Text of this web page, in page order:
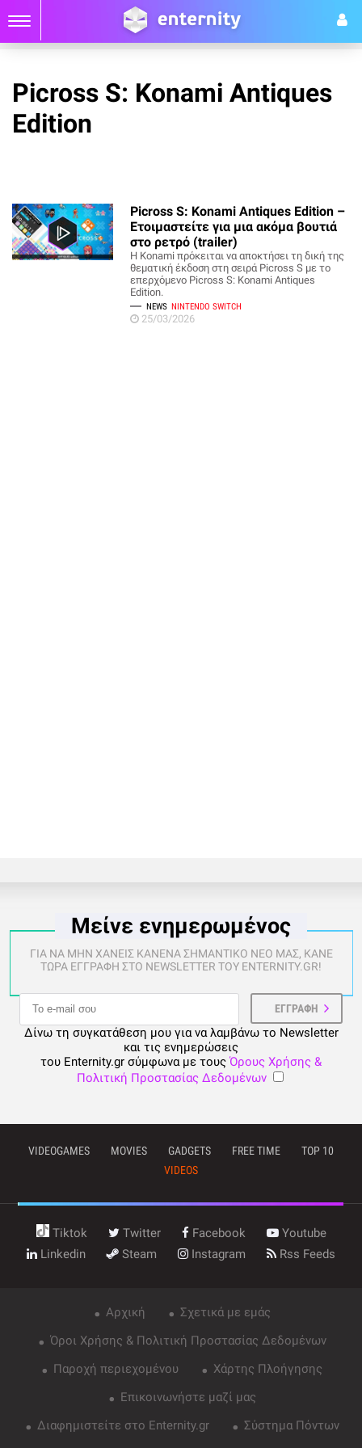
Picross S: Konami Antiques
Edition
Picross S: Konami Antiques Edition –
Ετοιμαστείτε για μια ακόμα βουτιά
στο ρετρό (trailer)
Η Konami πρόκειται να αποκτήσει τη δική της
θεματική έκδοση στη σειρά Picross S με το
επερχόμενο Picross S: Konami Antiques
Edition.
NEWS NINTENDO SWITCH
25/03/2026
Μείνε ενημερωμένος
ΓΙΑ ΝΑ ΜΗΝ ΧΑΝΕΙΣ ΚΑΝΕΝΑ ΣΗΜΑΝΤΙΚΟ ΝΕΟ ΜΑΣ, ΚΑΝΕ
ΤΩΡΑ ΕΓΓΡΑΦΗ ΣΤΟ NEWSLETTER ΤΟΥ ENTERNITY.GR!
Δίνω τη συγκατάθεση μου για να λαμβάνω το Newsletter
και τις ενημερώσεις
του Enternity.gr σύμφωνα με τους Όρους Χρήσης &
Πολιτική Προστασίας Δεδομένων
VIDEOGAMES MOVIES GADGETS FREE TIME
TOP 10
VIDEOS
Tiktok Twitter Facebook
Youtube
Linkedin
Steam Instagram Rss Feeds
Αρχική
Σχετικά με εμάς
Όροι Χρήσης & Πολιτική Προστασίας Δεδομένων
Παροχή περιεχομένου
Χάρτης Πλοήγησης
Επικοινωνήστε μαζί μας
Διαφημιστείτε στο Enternity.gr
Σύστημα Πόντων